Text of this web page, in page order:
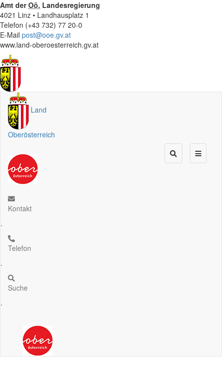
Amt derOö. Landesregierung
4021 Linz • Landhausplatz 1
Telefon (+43 732) 77 20-0
E-Mail post@ooe.gv.at
www.land-oberoesterreich.gv.at
Land
Oberösterreich
Kontakt
.
Telefon
.
Suche
.